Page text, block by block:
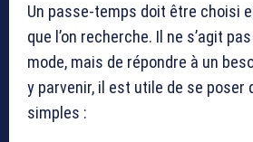
Un passe-temps doit être choisi
que l’on recherche. Il ne s’agit
mode, mais de répondre à un
y parvenir, il est utile de se poser
simples :